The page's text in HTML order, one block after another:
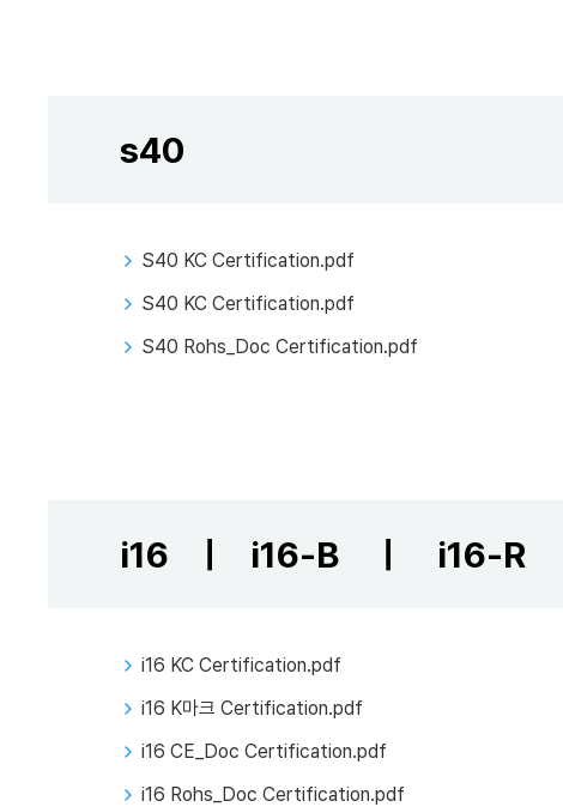
s40
S40 KC Certification.pdf
S40 KC Certification.pdf
S40 Rohs_Doc Certification.pdf
i16 ㅣ i16-B ㅣ i16-R
i16 KC Certification.pdf
i16 K마크 Certification.pdf
i16 CE_Doc Certification.pdf
i16 Rohs_Doc Certification.pdf